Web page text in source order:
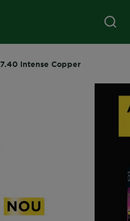
7.40 Intense Copper